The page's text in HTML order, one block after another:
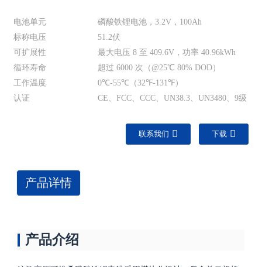
电池单元
磷酸铁锂电池，3.2V，100Ah
标称电压
51.2伏
可扩展性
最大电压 8 至 409.6V，功率 40.96kWh
循环寿命
超过 6000 次（@25℃ 80% DOD）
工作温度
0℃-55℃（32℉-131℉）
认证
CE、FCC、CCC、UN38.3、UN3480、9级
联系我们 下载
产品详情
产品介绍